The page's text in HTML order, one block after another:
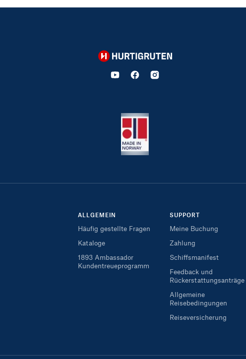
Hurtigruten
ALLGEMEIN
Häufig gestellte Fragen
Kataloge
1893 Ambassador
Kundentreueprogramm
SUPPORT
Meine Buchung
Zahlung
Schiffsmanifest
Feedback und
Rückerstattungsanträge
Allgemeine
Reisebedingungen
Reiseversicherung